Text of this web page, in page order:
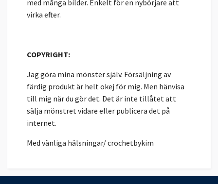
med många bilder. Enkelt för en nybörjare att
virka efter.
COPYRIGHT:
Jag göra mina mönster själv. Försäljning av
färdig produkt är helt okej för mig. Men hänvisa
till mig när du gör det. Det är inte tillåtet att
sälja mönstret vidare eller publicera det på
internet.
Med vänliga hälsningar/ crochetbykim